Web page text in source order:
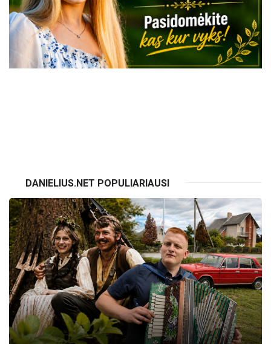
DANIELIUS.NET POPULIARIAUSI